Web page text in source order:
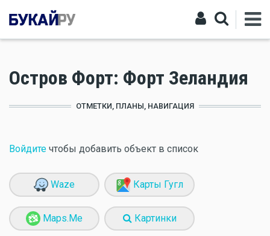
Остров Форт: Форт Зеландия
ОТМЕТКИ, ПЛАНЫ, НАВИГАЦИЯ
Войдите чтобы добавить объект в список
Waze Карты Гугл
Maps.Me Картинки